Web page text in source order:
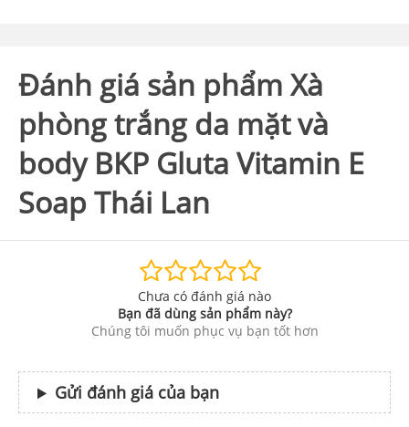
Đánh giá sản phẩm Xà
phòng trắng da mặt và
body BKP Gluta Vitamin E
Soap Thái Lan
Chưa có đánh giá nào
Bạn đã dùng sản phẩm này?
Chúng tôi muốn phục vụ bạn tốt hơn
Gửi đánh giá của bạn